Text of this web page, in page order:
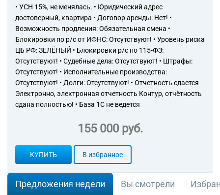
• УСН 15%, не менялась. • Юридический адрес
достоверный, квартира • Договор аренды: Нет! •
Возможность продления: Обязательная смена •
Блокировки по р/с от ИФНС: Отсутствуют! • Уровень риска
ЦБ РФ: ЗЕЛЁНЫЙ • Блокировки р/с по 115-ФЗ:
Отсутствуют! • Судебные дела: Отсутствуют! • Штрафы:
Отсутствуют! • Исполнительные производства:
Отсутствуют! • Долги: Отсутствуют! • Отчетность сдается
Электронно, электронная отчетность Контур, отчётность
сдана полностью! • База 1С не ведется
155 000 руб.
КУПИТЬ В избранное
Предложения недели Вы смотрели